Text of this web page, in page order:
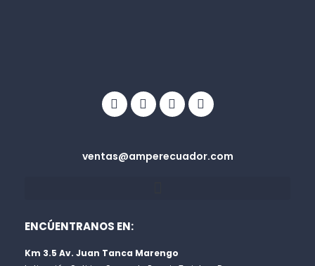
circle
ventas@amperecuador.com
ENCÚENTRANOS EN:
Km 3.5 Av. Juan Tanca Marengo